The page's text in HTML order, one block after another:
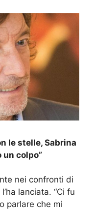
le stelle, Sabrina
un colpo”
nei confronti di
lanciata. “Ci fu
parlare che mi